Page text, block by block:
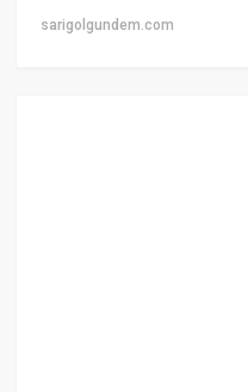
sarigolgundem.com